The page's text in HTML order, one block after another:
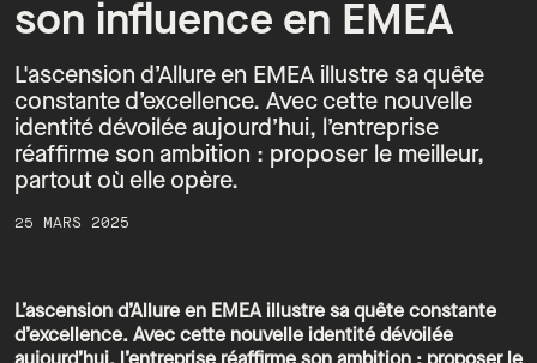
son influence en EMEA
L'ascension d’Allure en EMEA illustre sa quête
constante d’excellence. Avec cette nouvelle
identité dévoilée aujourd’hui, l’entreprise
réaffirme son ambition : proposer le meilleur,
partout où elle opère.
25 MARS 2025
L’ascension d’Allure en EMEA illustre sa quête constante
d’excellence. Avec cette nouvelle identité dévoilée